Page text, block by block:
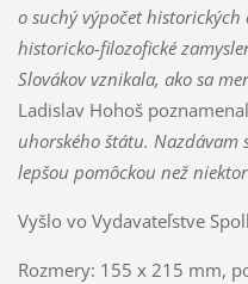
o suchý výpočet
historicko-filozofické
Slovákov vznikala, ako sa
Ladislav Hohoš
uhorského štátu.
lepšou pomôckou než
Vyšlo vo Vydavateľstve
Rozmery: 155 x 215 mm,